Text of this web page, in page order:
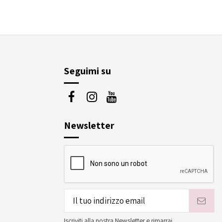
Seguimi su
Newsletter